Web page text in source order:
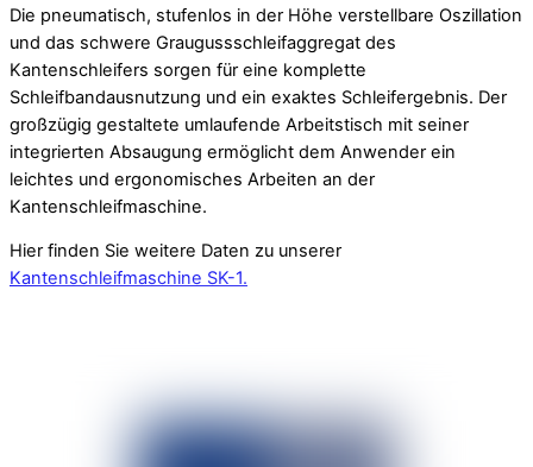
Die pneumatisch, stufenlos in der Höhe verstellbare Oszillation
und das schwere Graugussschleifaggregat des
Kantenschleifers sorgen für eine komplette
Schleifbandausnutzung und ein exaktes Schleifergebnis. Der
großzügig gestaltete umlaufende Arbeitstisch mit seiner
integrierten Absaugung ermöglicht dem Anwender ein
leichtes und ergonomisches Arbeiten an der
Kantenschleifmaschine.
Hier finden Sie weitere Daten zu unserer
Kantenschleifmaschine SK-1.